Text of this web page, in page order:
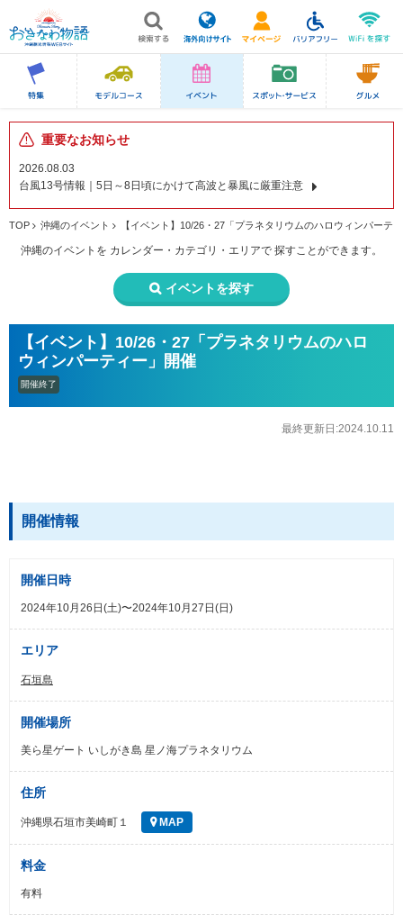
重要なお知らせ
2026.08.03
台風13号情報｜5日～8日頃にかけて高波と暴風に厳重注意
TOP 沖縄のイベント 【イベント】10/26・27「プラネタリウムのハロウィンパーテ
沖縄のイベントを カレンダー・カテゴリ・エリアで 探すことができます。
イベントを探す
【イベント】10/26・27「プラネタリウムのハロ
ウィンパーティー」開催
開催終了
最終更新日:2024.10.11
開催情報
開催日時
2024年10月26日(土)〜2024年10月27日(日)
エリア
石垣島
開催場所
美ら星ゲート いしがき島 星ノ海プラネタリウム
住所
沖縄県石垣市美崎町１ MAP
料金
有料